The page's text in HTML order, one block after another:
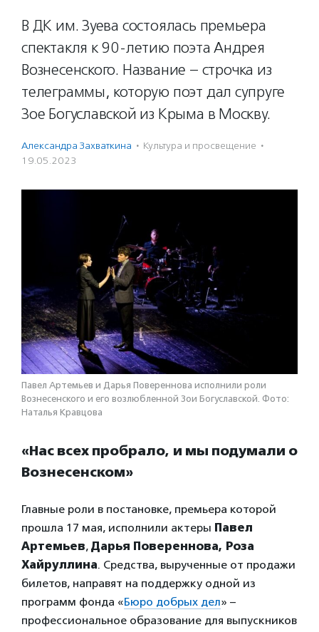
В ДК им. Зуева состоялась премьера
спектакля к 90-летию поэта Андрея
Вознесенского. Название – строчка из
телеграммы, которую поэт дал супруге
Зое Богуславской из Крыма в Москву.
Александра Захваткина · Культура и просвещение ·
19.05.2023
Павел Артемьев и Дарья Повереннова исполнили роли
Вознесенского и его возлюбленной Зои Богуславской. Фото:
Наталья Кравцова
«Нас всех пробрало, и мы подумали о
Вознесенском»
Главные роли в постановке, премьера которой
прошла 17 мая, исполнили актеры Павел
Артемьев, Дарья Повереннова, Роза
Хайруллина. Средства, вырученные от продажи
билетов, направят на поддержку одной из
программ фонда «Бюро добрых дел» –
профессиональное образование для выпускников